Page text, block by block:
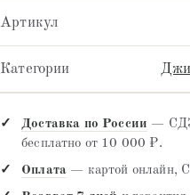
Артикул
Категории
Доставка по России —
бесплатно от 10 000 ₽.
Оплата — картой онлайн,